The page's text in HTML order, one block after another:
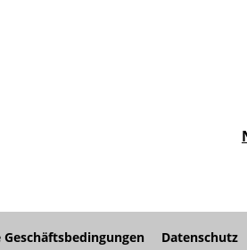
Datenschutz